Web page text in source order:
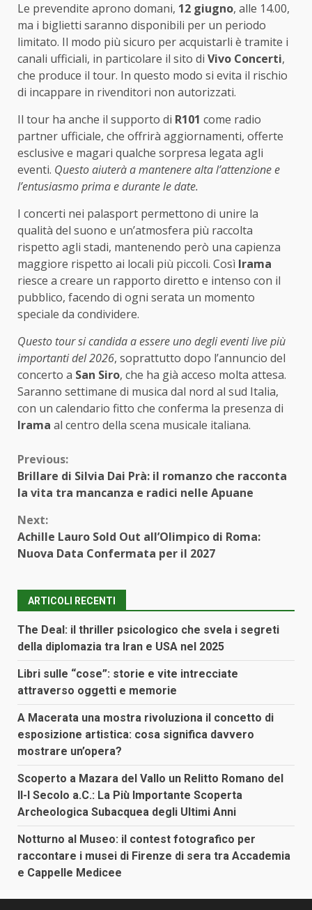
Le prevendite aprono domani, 12 giugno, alle 14.00,
ma i biglietti saranno disponibili per un periodo
limitato. Il modo più sicuro per acquistarli è tramite i
canali ufficiali, in particolare il sito di Vivo Concerti,
che produce il tour. In questo modo si evita il rischio
di incappare in rivenditori non autorizzati.
Il tour ha anche il supporto di R101 come radio
partner ufficiale, che offrirà aggiornamenti, offerte
esclusive e magari qualche sorpresa legata agli
eventi. Questo aiuterà a mantenere alta l’attenzione e
l’entusiasmo prima e durante le date.
I concerti nei palasport permettono di unire la
qualità del suono e un’atmosfera più raccolta
rispetto agli stadi, mantenendo però una capienza
maggiore rispetto ai locali più piccoli. Così Irama
riesce a creare un rapporto diretto e intenso con il
pubblico, facendo di ogni serata un momento
speciale da condividere.
Questo tour si candida a essere uno degli eventi live più
importanti del 2026, soprattutto dopo l’annuncio del
concerto a San Siro, che ha già acceso molta attesa.
Saranno settimane di musica dal nord al sud Italia,
con un calendario fitto che conferma la presenza di
Irama al centro della scena musicale italiana.
Continue
Reading
Previous:
Brillare di Silvia Dai Prà: il romanzo che racconta
la vita tra mancanza e radici nelle Apuane
Next:
Achille Lauro Sold Out all’Olimpico di Roma:
Nuova Data Confermata per il 2027
ARTICOLI RECENTI
The Deal: il thriller psicologico che svela i segreti
della diplomazia tra Iran e USA nel 2025
Libri sulle “cose”: storie e vite intrecciate
attraverso oggetti e memorie
A Macerata una mostra rivoluziona il concetto di
esposizione artistica: cosa significa davvero
mostrare un’opera?
Scoperto a Mazara del Vallo un Relitto Romano del
II-I Secolo a.C.: La Più Importante Scoperta
Archeologica Subacquea degli Ultimi Anni
Notturno al Museo: il contest fotografico per
raccontare i musei di Firenze di sera tra Accademia
e Cappelle Medicee